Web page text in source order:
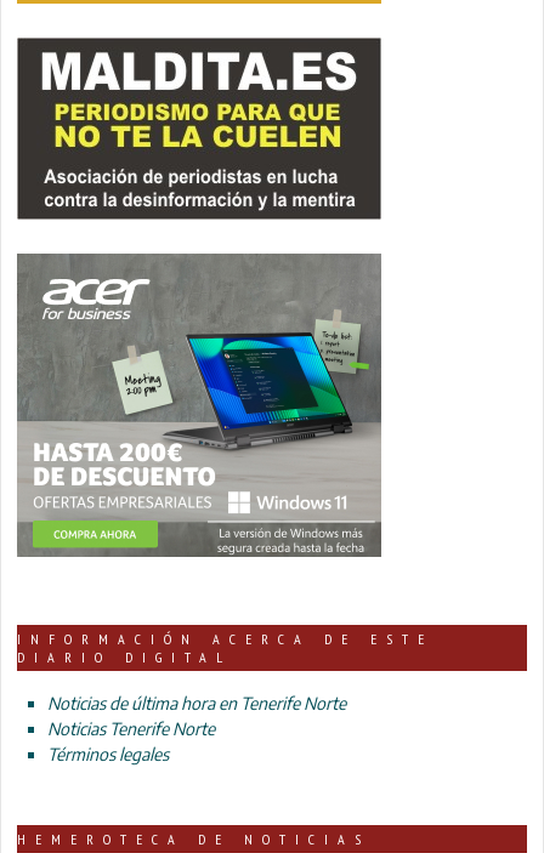
INFORMACIÓN ACERCA DE ESTE
DIARIO DIGITAL
Noticias de última hora en Tenerife Norte
Noticias Tenerife Norte
Términos legales
HEMEROTECA DE NOTICIAS